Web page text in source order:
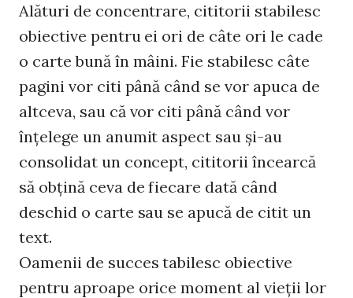
Alături de concentrare, cititorii stabilesc
obiective pentru ei ori de câte ori le cade
o carte bună în mâini. Fie stabilesc câte
pagini vor citi până când se vor apuca de
altceva, sau că vor citi până când vor
înţelege un anumit aspect sau şi-au
consolidat un concept, cititorii încearcă
să obţină ceva de fiecare dată când
deschid o carte sau se apucă de citit un
text.
Oamenii de succes tabilesc obiective
pentru aproape orice moment al vieţii lor